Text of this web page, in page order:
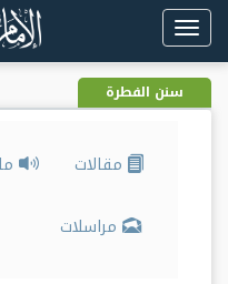
Toggle
navigation
سنن الفطرة
مقالات
مراسلات